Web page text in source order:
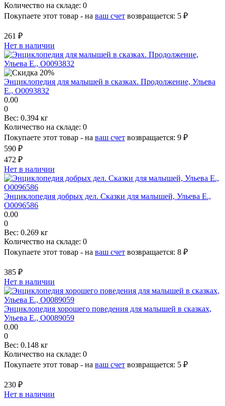
Количество на складе: 0
Покупаете этот товар - на ваш счет возвращается: 5 ₽
261 ₽
Нет в наличии
Энциклопедия для малышей в сказках. Продолжение, Ульева
Е., О0093832
0.00
0
Вес: 0.394 кг
Количество на складе: 0
Покупаете этот товар - на ваш счет возвращается: 9 ₽
590 ₽
472 ₽
Нет в наличии
Энциклопедия добрых дел. Сказки для малышей, Ульева Е.,
О0096586
0.00
0
Вес: 0.269 кг
Количество на складе: 0
Покупаете этот товар - на ваш счет возвращается: 8 ₽
385 ₽
Нет в наличии
Энциклопедия хорошего поведения для малышей в сказках,
Ульева Е., О0089059
0.00
0
Вес: 0.148 кг
Количество на складе: 0
Покупаете этот товар - на ваш счет возвращается: 5 ₽
230 ₽
Нет в наличии